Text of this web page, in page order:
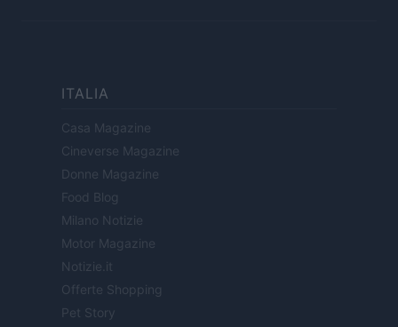
ITALIA
Casa Magazine
Cineverse Magazine
Donne Magazine
Food Blog
Milano Notizie
Motor Magazine
Notizie.it
Offerte Shopping
Pet Story